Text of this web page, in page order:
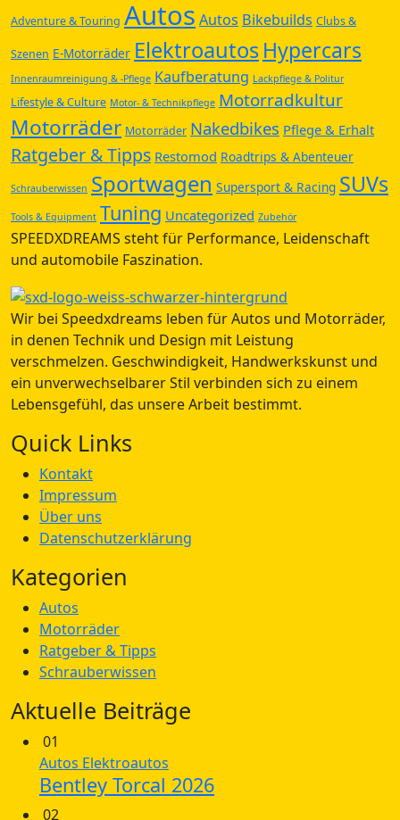
Adventure & Touring Autos Autos Bikebuilds Clubs &
Szenen E-Motorräder ElektroautosHypercars
Innenraumreinigung & -Pflege Kaufberatung Lackpflege & Politur
Lifestyle & Culture Motor- & Technikpflege Motorradkultur
Motorräder Motorräder Nakedbikes Pflege & Erhalt
Ratgeber & Tipps Restomod Roadtrips & Abenteuer
Schrauberwissen Sportwagen Supersport & Racing SUVs
Tools & Equipment Tuning Uncategorized Zubehör
SPEEDXDREAMS steht für Performance, Leidenschaft
und automobile Faszination.
Wir bei Speedxdreams leben für Autos und Motorräder,
in denen Technik und Design mit Leistung
verschmelzen. Geschwindigkeit, Handwerkskunst und
ein unverwechselbarer Stil verbinden sich zu einem
Lebensgefühl, das unsere Arbeit bestimmt.
Quick Links
Kontakt
Impressum
Über uns
Datenschutzerklärung
Kategorien
Autos
Motorräder
Ratgeber & Tipps
Schrauberwissen
Aktuelle Beiträge
01
Autos Elektroautos
Bentley Torcal 2026
02